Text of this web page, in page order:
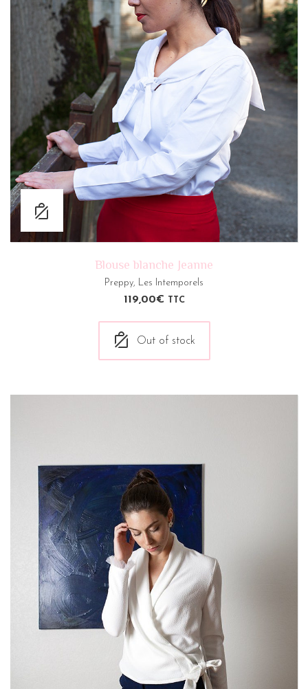
Blouse blanche Jeanne
Preppy, Les Intemporels
119,00€ TTC
Out of stock